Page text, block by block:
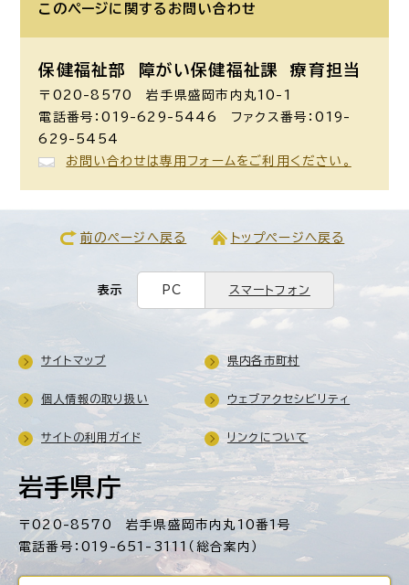
このページに関する お問い合わせ
保健福祉部 障がい保健福祉課 療育担当
〒020-8570 岩手県盛岡市内丸10-1
電話番号：019-629-5446 ファクス番号：019-
629-5454
お問い合わせは専用フォームをご利用ください。
前のページへ戻る トップページへ戻る
表示 PC スマートフォン
岩手県庁
〒020-8570 岩手県盛岡市内丸10番1号
電話番号：019-651-3111（総合案内）
サイトマップ 県内各市町村
個人情報の取り扱い ウェブアクセシビリティ
サイトの利用ガイド リンクについて